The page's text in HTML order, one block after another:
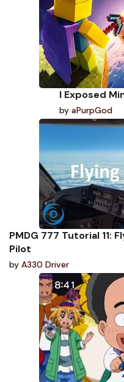
I Exposed
by aPurpGod
PMDG 777 Tutorial 11:
Pilot
by A330 Driver